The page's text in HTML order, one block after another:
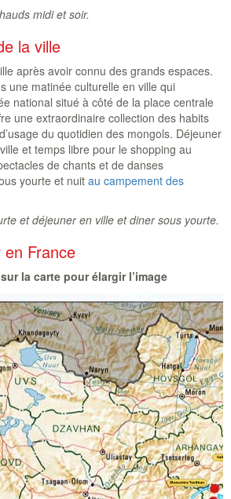
midi et soir.
la ville
après avoir connu des grands espaces.
une matinée culturelle en ville qui
national situé à côté de la place centrale
une extraordinaire collection des habits
du quotidien des mongols. Déjeuner
et temps libre pour le shopping au
de chants et de danses
yourte et nuit au campement des
et déjeuner en ville et diner sous yourte.
France
la carte pour élargir l’image